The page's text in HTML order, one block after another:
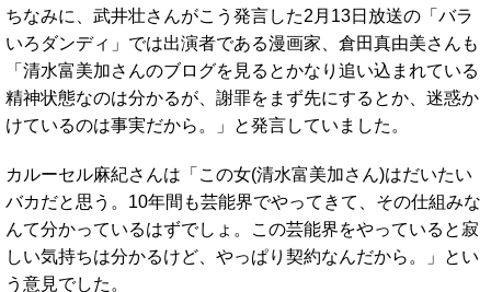
ちなみに、武井壮さんがこう発言した2月13日放送の「バラ
いろダンディ」では出演者である漫画家、倉田真由美さんも
「清水富美加さんのブログを見るとかなり追い込まれている
精神状態なのは分かるが、謝罪をまず先にするとか、迷惑か
けているのは事実だから。」と発言していました。
カルーセル麻紀さんは「この女(清水富美加さん)はだいたい
バカだと思う。10年間も芸能界でやってきて、その仕組みな
んて分かっているはずでしょ。この芸能界をやっていると寂
しい気持ちは分かるけど、やっぱり契約なんだから。」とい
う意見でした。